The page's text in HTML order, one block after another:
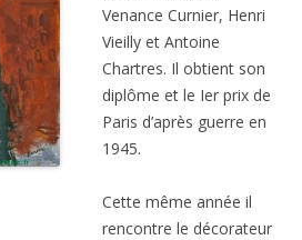
Venance Curnier, Henri
Vieilly et Antoine
Chartres. Il obtient son
diplôme et le Ier prix de
Paris d’après guerre en
1945.
Cette même année il
rencontre le décorateur